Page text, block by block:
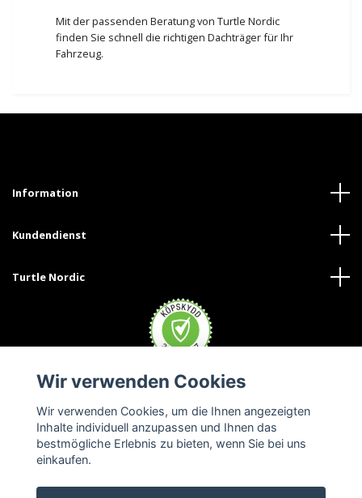
Mit der passenden Beratung von Turtle Nordic
finden Sie schnell die richtigen Dachträger für Ihr
Fahrzeug.
Information
Kundendienst
Turtle Nordic
Wir verwenden Cookies
Wir verwenden Cookies, um die Ihnen angezeigten
Inhalte individuell anzupassen und Ihnen das
bestmögliche Erlebnis zu bieten, wenn Sie bei uns
einkaufen.